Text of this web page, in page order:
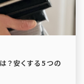
？安くする5つの